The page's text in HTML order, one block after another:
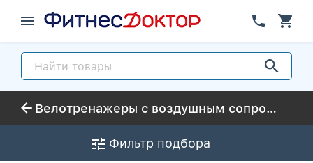
Велотренажеры с воздушным сопротивлением и подвижными рукоятками
Фильтр подбора